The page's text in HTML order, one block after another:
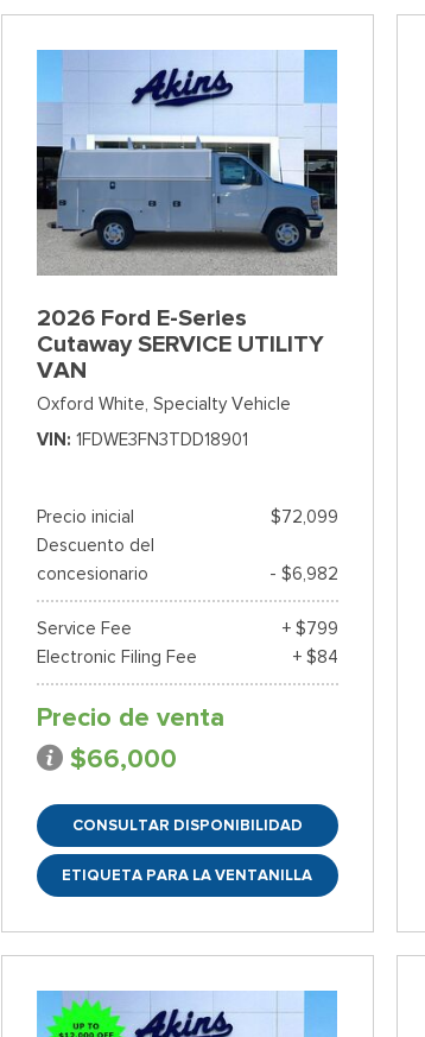
2026 Ford E-Series
Cutaway SERVICE UTILITY
VAN
Oxford White, Specialty Vehicle
VIN
1FDWE3FN3TDD18901
Precio inicial
$72,099
Descuento del
concesionario
- $6,982
Service Fee
+ $799
Electronic Filing Fee
+ $84
Precio de venta
$66,000
CONSULTAR DISPONIBILIDAD
ETIQUETA PARA LA VENTANILLA